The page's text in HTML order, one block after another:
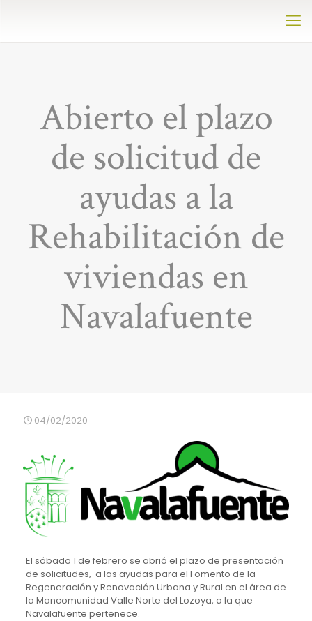
Abierto el plazo
de solicitud de
ayudas a la
Rehabilitación de
viviendas en
Navalafuente
04/02/2020
El sábado 1 de febrero se abrió el plazo de presentación
de solicitudes, a las ayudas para el Fomento de la
Regeneración y Renovación Urbana y Rural en el área de
la Mancomunidad Valle Norte del Lozoya, a la que
Navalafuente pertenece.